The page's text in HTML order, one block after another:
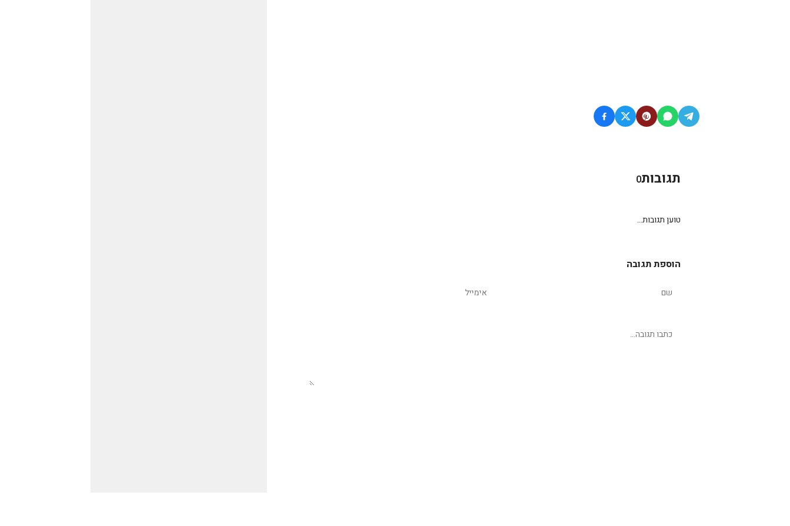
תגובות0
טוען תגובות...
הוספת תגובה